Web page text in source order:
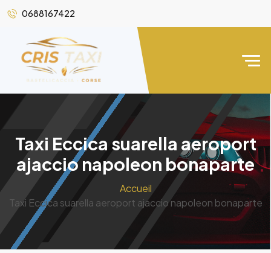
0688167422
Taxi Eccica suarella aeroport
ajaccio napoleon bonaparte
Accueil
Taxi Eccica suarella aeroport ajaccio napoleon bonaparte